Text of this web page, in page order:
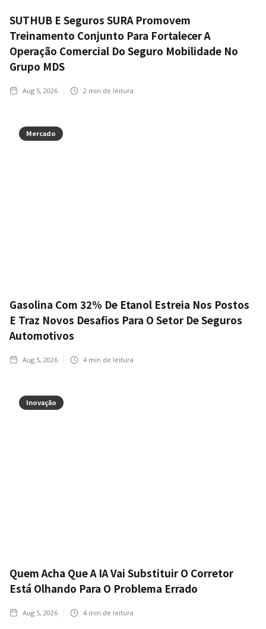
SUTHUB E Seguros SURA Promovem
Treinamento Conjunto Para Fortalecer A
Operação Comercial Do Seguro Mobilidade No
Grupo MDS
Aug 5, 2026 2 min de leitura
Mercado
Gasolina Com 32% De Etanol Estreia Nos Postos
E Traz Novos Desafios Para O Setor De Seguros
Automotivos
Aug 5, 2026 4 min de leitura
Inovação
Quem Acha Que A IA Vai Substituir O Corretor
Está Olhando Para O Problema Errado
Aug 5, 2026 4 min de leitura